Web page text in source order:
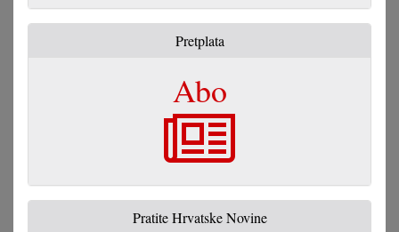
Pretplata
Abo
Pratite Hrvatske Novine